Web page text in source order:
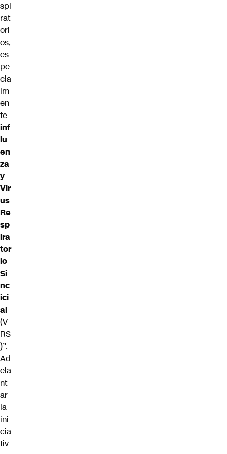
spi
rat
ori
os,
es
pe
cia
lm
en
te
inf
lu
en
za
y
Vir
us
Re
sp
ira
tor
io
Si
nc
ici
al
(V
RS
)”.
Ad
ela
nt
ar
la
ini
cia
tiv